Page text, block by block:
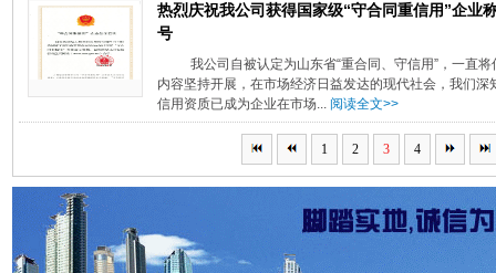
热烈庆祝我公司获得国家级“守合同重信用”企业
号
我公司自被认定为山东省“重合同、守信用”，一直
内容坚持开展，在市场经济日益发达的现代社会，我们深
信用资质已成为企业在市场... 阅读全文>>
1 2 3 4